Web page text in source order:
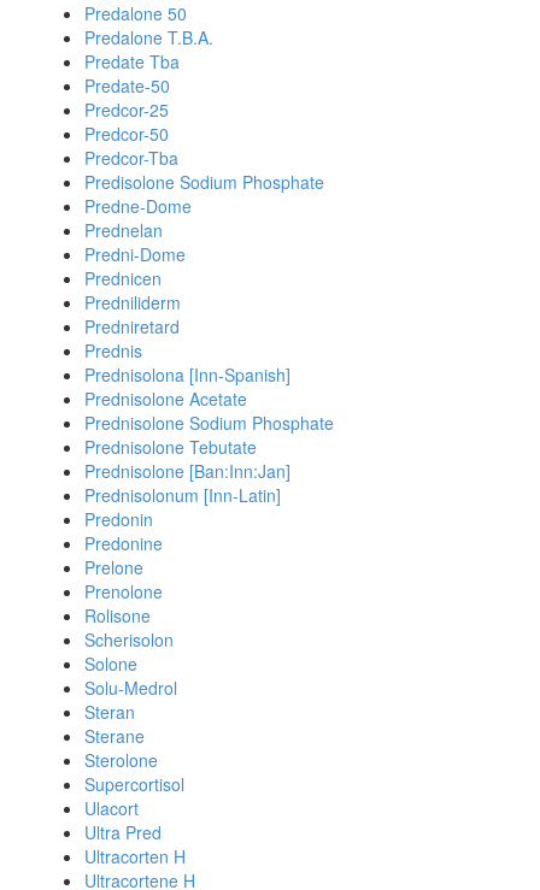
Predalone 50
Predalone T.B.A.
Predate Tba
Predate-50
Predcor-25
Predcor-50
Predcor-Tba
Predisolone Sodium Phosphate
Predne-Dome
Prednelan
Predni-Dome
Prednicen
Predniliderm
Predniretard
Prednis
Prednisolona [Inn-Spanish]
Prednisolone Acetate
Prednisolone Sodium Phosphate
Prednisolone Tebutate
Prednisolone [Ban:Inn:Jan]
Prednisolonum [Inn-Latin]
Predonin
Predonine
Prelone
Prenolone
Rolisone
Scherisolon
Solone
Solu-Medrol
Steran
Sterane
Sterolone
Supercortisol
Ulacort
Ultra Pred
Ultracorten H
Ultracortene H